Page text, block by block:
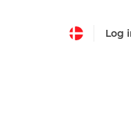
Log